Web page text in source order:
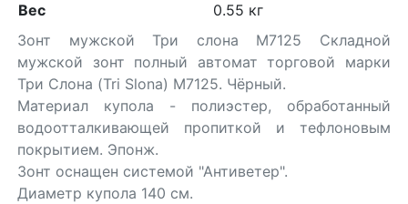
Вес
0.55 кг
Зонт мужской Три слона M7125 Складной
мужской зонт полный автомат торговой марки
Три Слона (Tri Slona) M7125. Чёрный.
Материал купола - полиэстер, обработанный
водоотталкивающей пропиткой и тефлоновым
покрытием. Эпонж.
Зонт оснащен системой "Антиветер".
Диаметр купола 140 см.